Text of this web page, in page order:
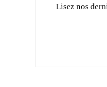
Lisez nos